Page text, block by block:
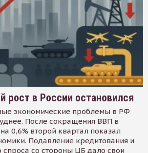
рост в России остановился
экономические проблемы в РФ
После сокращения ВВП в
0,6% второй квартал показал
Подавление кредитования и
спроса со стороны ЦБ дало свои